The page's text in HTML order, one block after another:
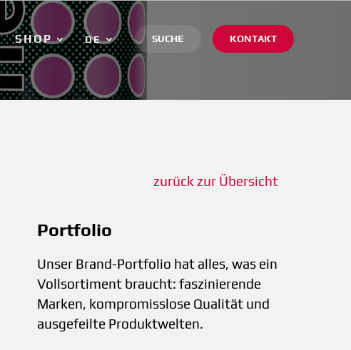
SHOP SUCHE KONTAKT
DE
zurück zur Übersicht
Portfolio
Unser Brand-Portfolio hat alles, was ein
Vollsortiment braucht: faszinierende
Marken, kompromisslose Qualität und
ausgefeilte Produktwelten.